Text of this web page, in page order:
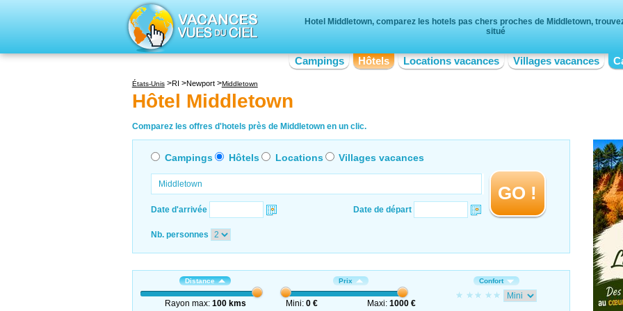
Hotel Middletown, comparez les hotels pas chers proches de Middletown,
situé
Campings Hôtels Locations vacances Villages vacances
États-Unis RI Newport Middletown
Hôtel Middletown
Comparez les offres d'hotels près de Middletown en un clic.
Campings Hôtels Locations Villages vacances
Date d'arrivée Date de départ
GO !
Nb. personnes
Distance
Rayon max: 100 kms
Prix
Mini:0 € Maxi: 1000 €
Confort